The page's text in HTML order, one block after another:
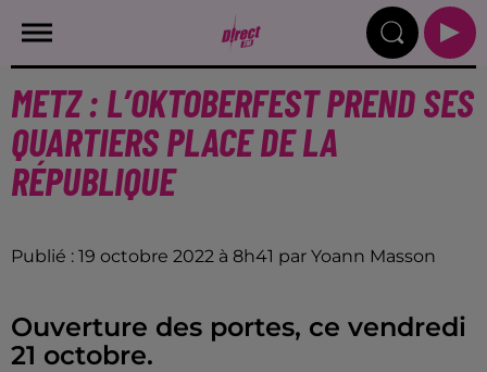
METZ : L’OKTOBERFEST PREND SES
QUARTIERS PLACE DE LA
RÉPUBLIQUE
Publié : 19 octobre 2022 à 8h41 par Yoann Masson
Ouverture des portes, ce vendredi
21 octobre.